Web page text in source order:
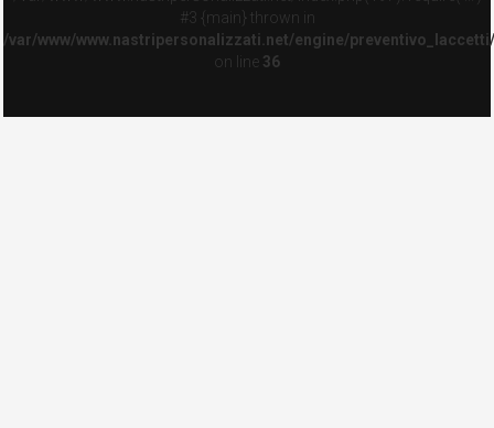
#3 {main} thrown in
/var/www/www.nastripersonalizzati.net/engine/
on line 36